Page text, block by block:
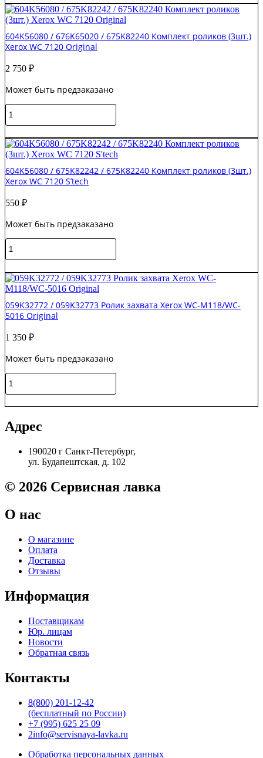
04327A
/
JC61-
04101A
Держатель
Samsung
3310
604K56080 / 676K65020 / 675K82240 Комплект роликов (3шт.)
Xerox WC 7120 Original
2 750 ₽
Может быть предзаказано
Количество
товара
/
676K65020
/
675K82240
Комплект
(3шт.)
WC
Original
604K56080 / 675K82242 / 675K82240 Комплект роликов (3шт.)
Xerox WC 7120 S’tech
550 ₽
Может быть предзаказано
Количество
товара
/
675K82242
/
675K82240
Комплект
(3шт.)
WC
S'tech
059K32772 / 059K32773 Ролик захвата Xerox WC-M118/WC-
5016 Оriginal
1 350 ₽
Может быть предзаказано
Количество
товара
/
059K32773
Ролик
Xerox
5016
Оriginal
Адрес
190020 г Санкт-Петербург,
ул. Будапештская, д. 102
© 2026 Сервисная лавка
О нас
О магазине
Оплата
Доставка
Отзывы
Информация
Поставщикам
Юр. лицам
Новости
Обратная связь
Контакты
8(800) 201-12-42
(бесплатный по России)
+7 (995) 625 25 09
2info@servisnaya-lavka.ru
Обработка персональных данных